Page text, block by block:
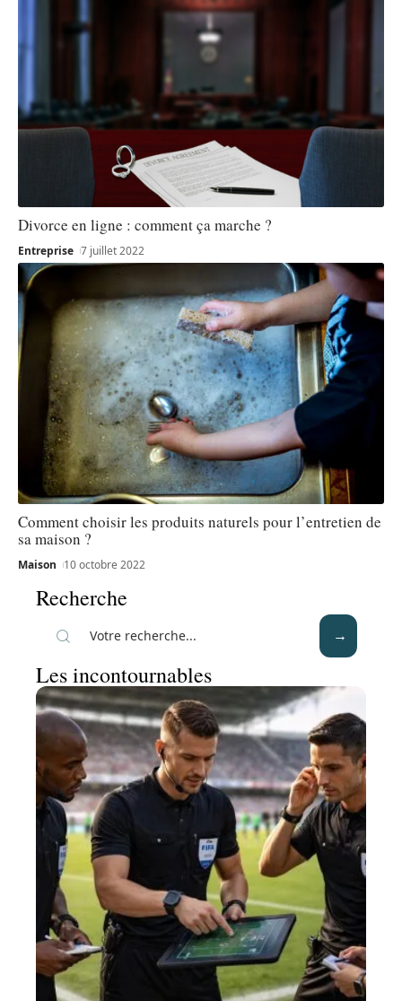
Divorce en ligne : comment ça marche ?
Entreprise 7 juillet 2022
Comment choisir les produits naturels pour l’entretien de
sa maison ?
Maison 10 octobre 2022
Recherche
Les incontournables